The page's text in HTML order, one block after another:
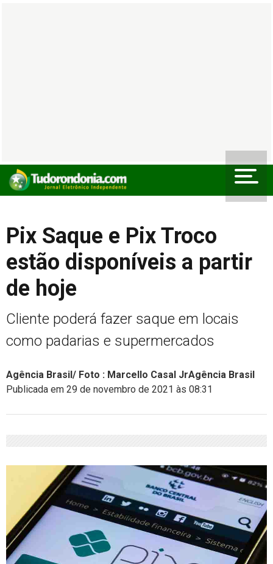
Pix Saque e Pix Troco
estão disponíveis a partir
de hoje
Cliente poderá fazer saque em locais
como padarias e supermercados
Agência Brasil/ Foto : Marcello Casal JrAgência Brasil
Publicada em 29 de novembro de 2021 às 08:31